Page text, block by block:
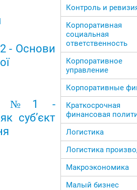
- Основи
№1 -
суб’єкт
Контроль и
Корпоративная
социальная
ответственность
Корпоративное
управление
Корпоративные
Краткосрочная
финансовая
Логистика
Логистика
Макроэкономика
Малый бизнес